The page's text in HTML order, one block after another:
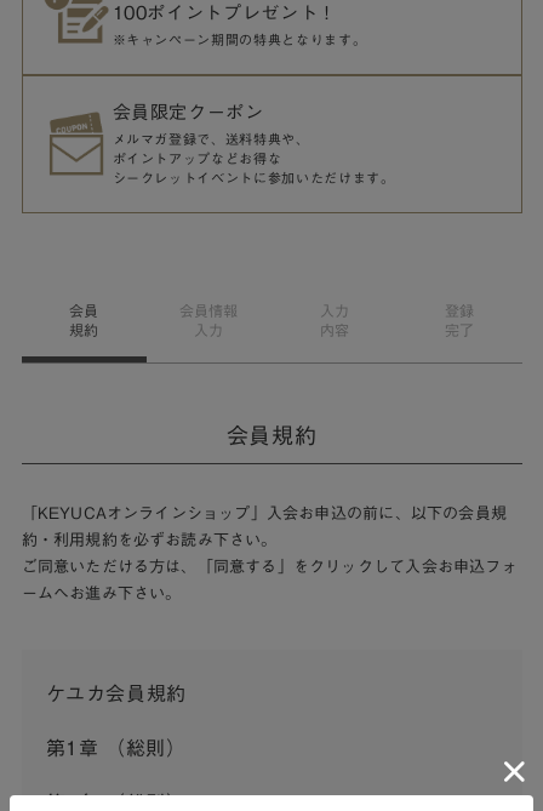
100ポイントプレゼント！
※キャンペーン期間の特典となります。
会員限定クーポン
メルマガ登録で、送料特典や、
ポイントアップなどお得な
シークレットイベントに参加いただけます。
会員
規約
会員情報
入力
入力
内容
登録
完了
会員規約
「KEYUCAオンラインショップ」入会お申込の前に、以下の会員規
約・利用規約を必ずお読み下さい。
ご同意いただける方は、「同意する」をクリックして入会お申込フォ
ームへお進み下さい。
ケユカ会員規約
第1章 （総則）